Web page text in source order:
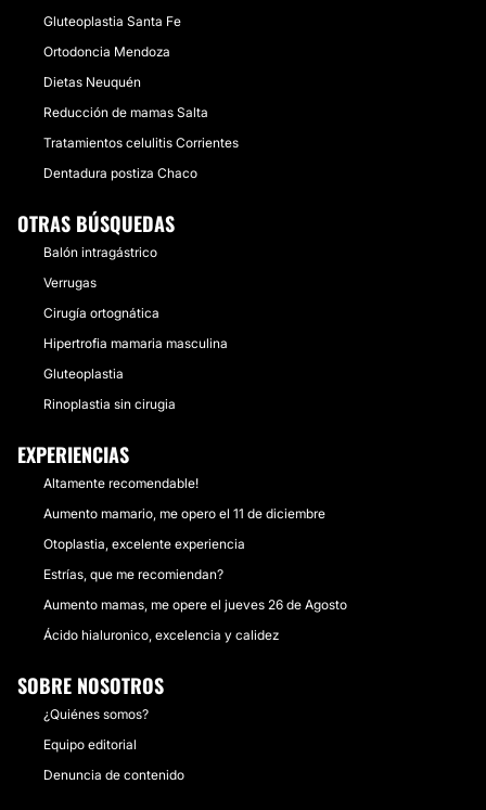
Gluteoplastia Santa Fe
Ortodoncia Mendoza
Dietas Neuquén
Reducción de mamas Salta
Tratamientos celulitis Corrientes
Dentadura postiza Chaco
OTRAS BÚSQUEDAS
Balón intragástrico
Verrugas
Cirugía ortognática
Hipertrofia mamaria masculina
Gluteoplastia
Rinoplastia sin cirugia
EXPERIENCIAS
Altamente recomendable!
Aumento mamario, me opero el 11 de diciembre
Otoplastia, excelente experiencia
Estrías, que me recomiendan?
Aumento mamas, me opere el jueves 26 de Agosto
Ácido hialuronico, excelencia y calidez
SOBRE NOSOTROS
¿Quiénes somos?
Equipo editorial
Denuncia de contenido